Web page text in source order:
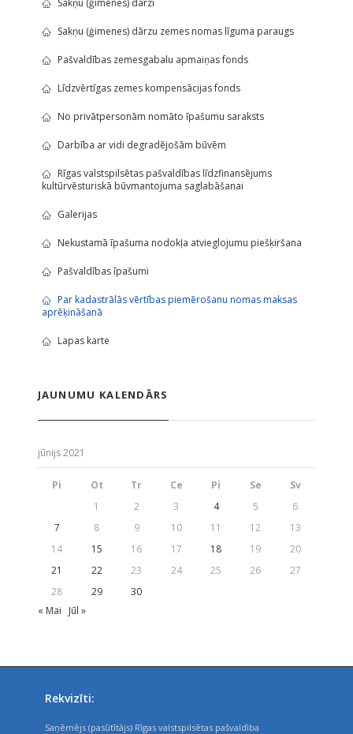
Sakņu (ģimenes) dārzi
Sakņu (ģimenes) dārzu zemes nomas līguma paraugs
Pašvaldības zemesgabalu apmaiņas fonds
Līdzvērtīgas zemes kompensācijas fonds
No privātpersonām nomāto īpašumu saraksts
Darbība ar vidi degradējošām būvēm
Rīgas valstspilsētas pašvaldības līdzfinansējums
kultūrvēsturiskā būvmantojuma saglabāšanai
Galerijas
Nekustamā īpašuma nodokļa atvieglojumu piešķiršana
Pašvaldības īpašumi
Par kadastrālās vērtības piemērošanu nomas maksas
aprēķināšanā
Lapas karte
JAUNUMU KALENDĀRS
jūnijs 2021
Pi Ot Tr Ce Pi Se
Sv
1
2 3 4 5
6
7
8 9 10 11 12
13
14
15 16 17 18 19
20
21
22 23 24 25 26
27
28
29
30
« Mai
Jūl »
Rekvizīti:
Saņēmējs (pasūtītājs) Rīgas valstspilsētas pašvaldība